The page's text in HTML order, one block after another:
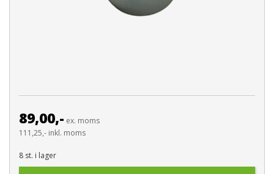
89,00,- ex. moms
111,25,- inkl. moms
8 st. i lager